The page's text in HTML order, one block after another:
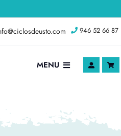
946 52 66 87
MENU